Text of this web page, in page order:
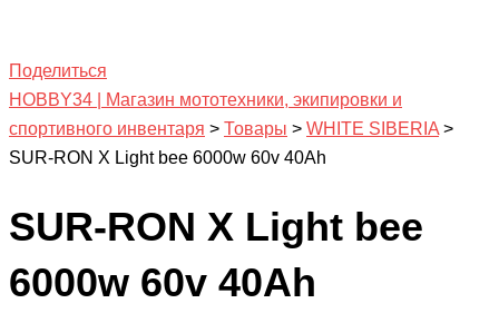
Поделиться
HOBBY34 | Магазин мототехники, экипировки и
спортивного инвентаря > Товары > WHITE SIBERIA >
SUR-RON X Light bee 6000w 60v 40Ah
SUR-RON X Light bee
6000w 60v 40Ah